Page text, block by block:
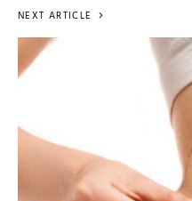
NEXT ARTICLE